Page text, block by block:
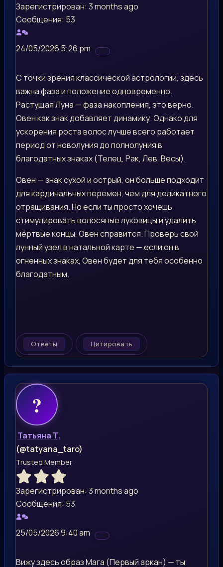
Зарегистрирован: 3 months ago
Сообщения: 53
24/05/2026 5:26 pm
С точки зрения классической астрологии, здесь
важна фаза и положение одновременно.
Растущая Луна — фаза накопления, это верно.
Овен как знак добавляет динамику. Однако для
ускорения роста волос лучше всего работает
период от новолуния до полнолуния в
благодатных знаках (Телец, Рак, Лев, Весы).
Овен — знак сухой и острый, он больше подходит
для кардинальных перемен, чем для деликатного
отращивания. Но если ты просто хочешь
стимулировать волосяные луковицы и удалить
мёртвые концы, Овен справится. Проверь свой
лунный узел в натальной карте — если он в
огненных знаках, Овен будет для тебя особенно
благодатным.
Ответы Цитировать
Татьяна Т.
(@tatyana_taro)
Trusted Member
Зарегистрирован: 3 months ago
Сообщения: 53
25/05/2026 9:40 am
Вижу здесь образ Мага (Первый аркан) — ты